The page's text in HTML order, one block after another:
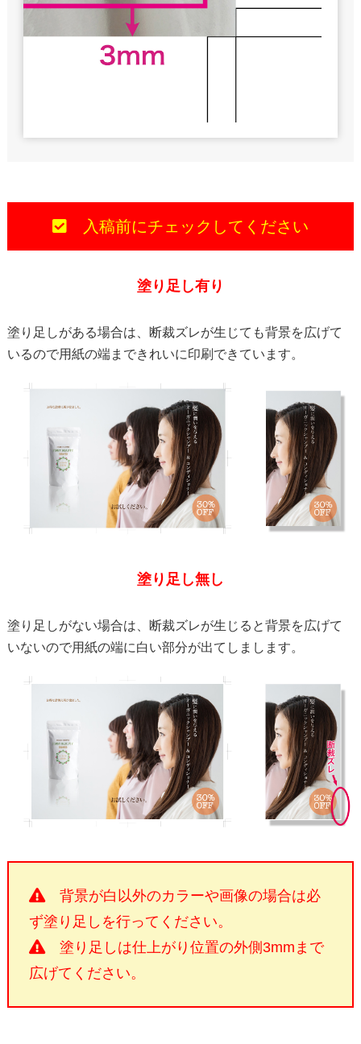
入稿前にチェックしてください
塗り足し有り
塗り足しがある場合は、断裁ズレが生じても背景を広げて
いるので用紙の端まできれいに印刷できています。
塗り足し無し
塗り足しがない場合は、断裁ズレが生じると背景を広げて
いないので用紙の端に白い部分が出てしまします。
背景が白以外のカラーや画像の場合は必
ず塗り足しを行ってください。
塗り足しは仕上がり位置の外側3mmまで
広げてください。